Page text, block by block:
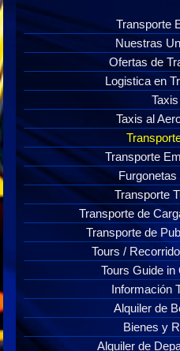
Transporte
Nuestras
Ofertas de
Logistica en
Taxis
Taxis al
Transporte
Furgonetas
Transporte
Transporte de
Transporte de
Tours /
Tours Guide in
Información
Alquiler de
Bienes y
Alquiler de